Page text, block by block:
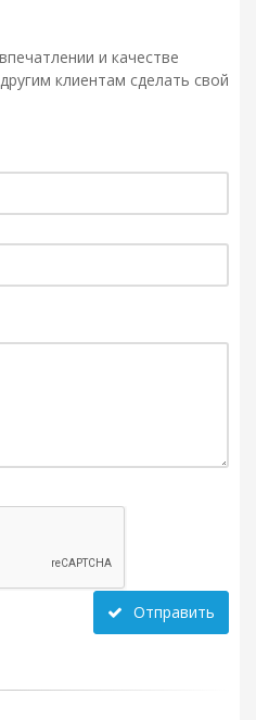
и качестве
клиентам сделать свой
Отправить